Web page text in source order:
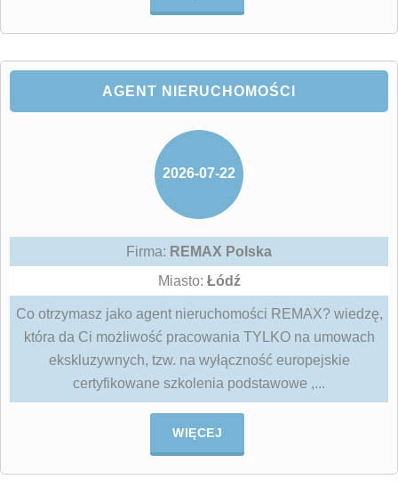
AGENT NIERUCHOMOŚCI
2026-07-22
Firma: REMAX Polska
Miasto: Łódź
Co otrzymasz jako agent nieruchomości REMAX? wiedzę,
która da Ci możliwość pracowania TYLKO na umowach
ekskluzywnych, tzw. na wyłączność europejskie
certyfikowane szkolenia podstawowe ,...
WIĘCEJ